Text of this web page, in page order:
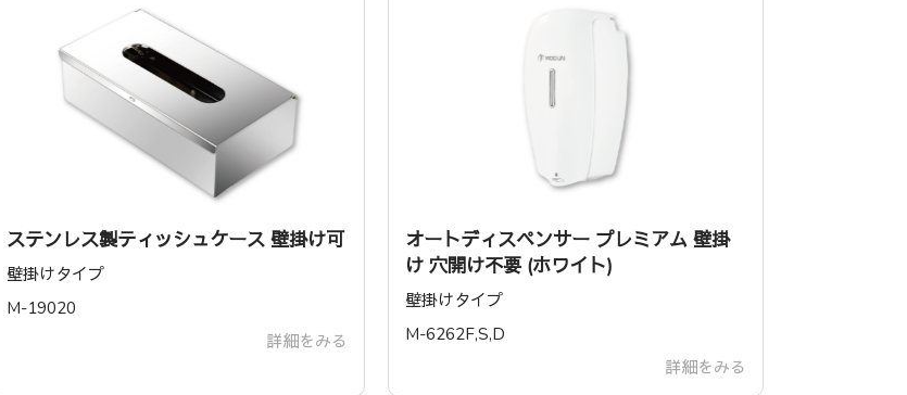
ステンレス製ティッシュケース 壁掛け可
壁掛けタイプ
M-19020
詳細をみる
オートディスペンサー プレミアム 壁掛
け 穴開け不要 (ホワイト)
壁掛けタイプ
‎M-6262F,S,D
詳細をみる